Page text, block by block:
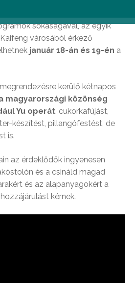
sokaságával, az egyik
városából érkező
január 18-án és 19-én a
kerülő kétnapos
magyarországi közönség
Yu operát , cukorkafújást,
készítést, pillangófestést, de
is.
az érdeklődők ingyenesen
és a csináld magad
és az alapanyagokért a
kérnek.